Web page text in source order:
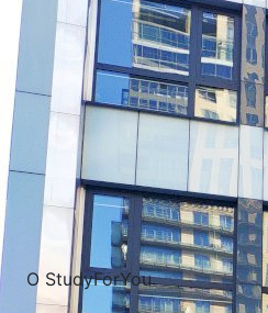
О StudyForYou